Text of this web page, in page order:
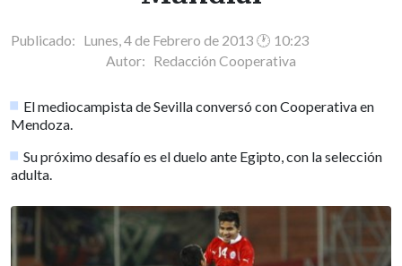
Publicado: Lunes, 4 de Febrero de 2013 🕐 10:23
Autor: Redacción Cooperativa
El mediocampista de Sevilla conversó con Cooperativa en
Mendoza.
Su próximo desafío es el duelo ante Egipto, con la selección
adulta.